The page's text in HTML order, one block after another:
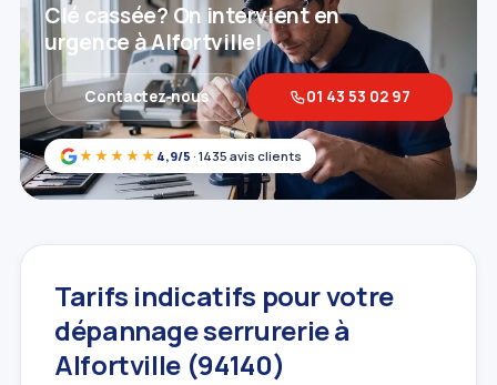
★★★★★ 4,9/5 · 1435 avis clients
Clé cassée? On intervient en
urgence à Alfortville!
Contactez‑nous 01 43 53 02 97
Tarifs indicatifs pour votre
dépannage serrurerie à
Alfortville (94140)